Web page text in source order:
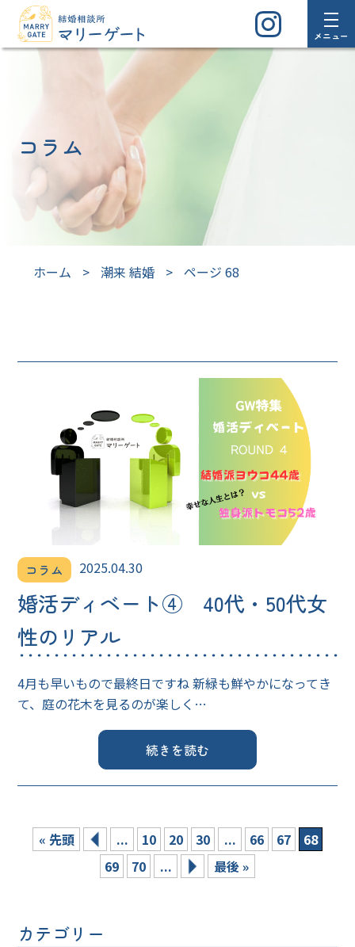
メニュー
コラム
ホーム > 潮来 結婚 > ページ 68
コラム 2025.04.30
婚活ディベート④ 40代・50代女
性のリアル
4月も早いもので最終日ですね 新緑も鮮やかになってき
て、庭の花木を見るのが楽しく…
続きを読む
« 先頭 ... 10 20 30 ... 66 67
68
69
70 ... 最後 »
カテゴリー